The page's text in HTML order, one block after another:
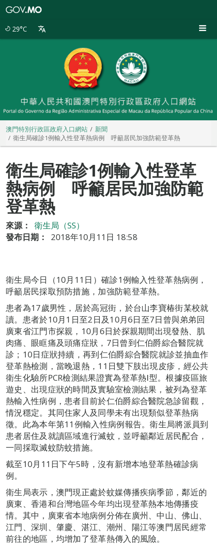
29°C
澳門特別行政區政府入口網站
新聞
衛生局確診1例輸入性登革熱病例 呼籲居民加強防範登革熱
衛生局確診1例輸入性登革
熱病例 呼籲居民加強防範
登革熱
來源：
衛生局（SS）
發布日期：
2018年10月11日 18:58
衛生局今日（10月11日）確診1例輸入性登革熱病例，
呼籲居民採取預防措施，加強防範登革熱。
患者為17歲男性，居於高冠街，於台山李寶椿街某校就
讀。患者於10月1日至2日及10月6日至7日曾與弟弟回
廣東省江門市探親，10月6日於探親期間出現發熱、肌
肉痛、眼眶痛及頭痛症狀，7日曾到仁伯爵綜合醫院就
診；10日症狀持續，再到仁伯爵綜合醫院就診並抽血作
登革熱檢測，當晚退熱，11日雙下肢出現皮疹，經公共
衛生化驗所PCR檢測結果證實為登革熱Ⅰ型。根據疫區旅
遊史、出現症狀的時間及實驗室檢測結果，被列為登革
熱輸入性病例，患者目前於仁伯爵綜合醫院急診留觀，
情況穩定。其同住家人及同學未有出現類似登革熱病
徵。此為本年第11例輸入性病例報告。衛生局將派員到
患者居住及就讀區域進行滅蚊，並呼籲鄰近居民配合，
一同採取滅蚊防蚊措施。
截至10月11日下午5時，沒有新增本地登革熱確診病
例。
衛生局表示，澳門現正處於蚊媒傳播疾病季節，鄰近的
廣東、香港和台灣地區今年均出現登革熱本地傳播疫
情。其中，廣東省本地病例分佈在廣州、中山、佛山、
江門、深圳、肇慶、湛江、潮州、陽江等澳門居民經常
前往的地區，均增加了登革熱傳入的風險。